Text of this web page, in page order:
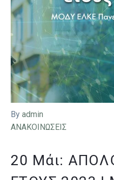
By admin
ΑΝΑΚΟΙΝΩΣΕΙΣ
20 Μάι: